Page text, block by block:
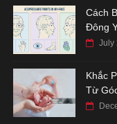
Cách
Đông
July
Khắc
Từ